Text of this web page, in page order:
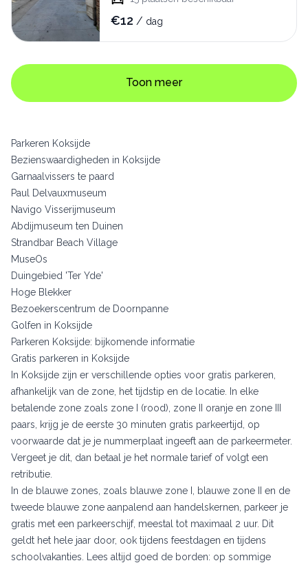
€12 / dag
Toon meer
Parkeren Koksijde
Bezienswaardigheden in Koksijde
Garnaalvissers te paard
Paul Delvauxmuseum
Navigo Visserijmuseum
Abdijmuseum ten Duinen
Strandbar Beach Village
MuseOs
Duingebied 'Ter Yde'
Hoge Blekker
Bezoekerscentrum de Doornpanne
Golfen in Koksijde
Parkeren Koksijde: bijkomende informatie
Gratis parkeren in Koksijde
In Koksijde zijn er verschillende opties voor gratis parkeren,
afhankelijk van de zone, het tijdstip en de locatie. In elke
betalende zone zoals zone I (rood), zone II oranje en zone III
paars, krijg je de eerste 30 minuten gratis parkeertijd, op
voorwaarde dat je je nummerplaat ingeeft aan de parkeermeter.
Vergeet je dit, dan betaal je het normale tarief of volgt een
retributie.
In de blauwe zones, zoals blauwe zone I, blauwe zone II en de
tweede blauwe zone aanpalend aan handelskernen, parkeer je
gratis met een parkeerschijf, meestal tot maximaal 2 uur. Dit
geldt het hele jaar door, ook tijdens feestdagen en tijdens
schoolvakanties. Lees altijd goed de borden: op sommige